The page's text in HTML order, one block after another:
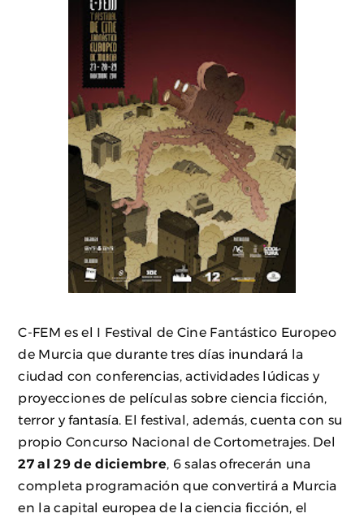
C-FEM es el I Festival de Cine Fantástico Europeo
de Murcia que durante tres días inundará la
ciudad con conferencias, actividades lúdicas y
proyecciones de películas sobre ciencia ficción,
terror y fantasía. El festival, además, cuenta con su
propio Concurso Nacional de Cortometrajes. Del
27 al 29 de diciembre , 6 salas ofrecerán una
completa programación que convertirá a Murcia
en la capital europea de la ciencia ficción, el